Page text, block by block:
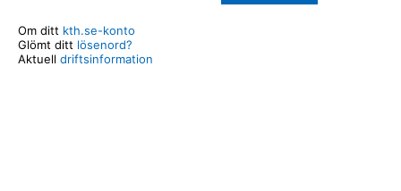
Om ditt kth.se-konto
Glömt ditt lösenord?
Aktuell driftsinformation